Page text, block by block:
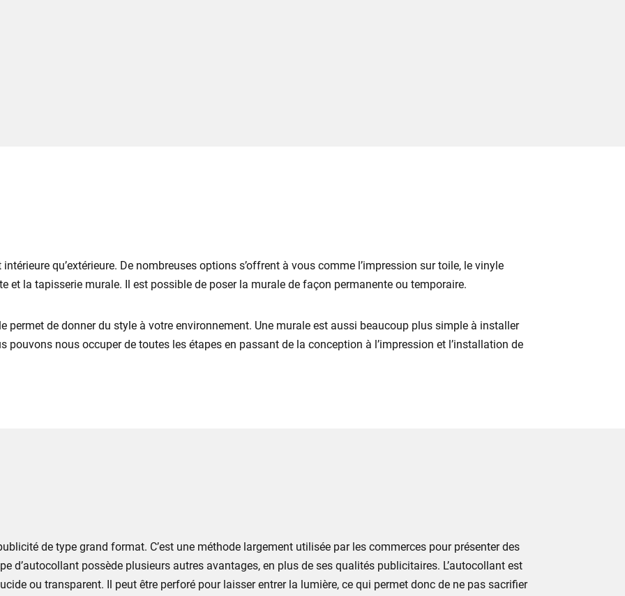
qu’extérieure. De nombreuses options s’offrent à vous comme l’impression sur toile, le vinyle
et la tapisserie murale. Il est possible de poser la murale de façon permanente ou temporaire.
permet de donner du style à votre environnement. Une murale est aussi beaucoup plus simple à installer
pouvons nous occuper de toutes les étapes en passant de la conception à l’impression et l’installation de
de type grand format. C’est une méthode largement utilisée par les commerces pour présenter des
d’autocollant possède plusieurs autres avantages, en plus de ses qualités publicitaires. L’autocollant est
ou transparent. Il peut être perforé pour laisser entrer la lumière, ce qui permet donc de ne pas sacrifier